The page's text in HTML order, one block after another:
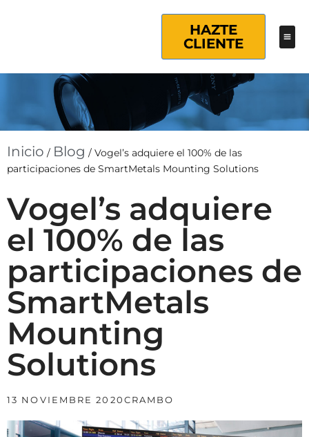
HAZTE
CLIENTE
Inicio / Blog / Vogel’s adquiere el 100% de las
participaciones de SmartMetals Mounting Solutions
Vogel’s adquiere
el 100% de las
participaciones de
SmartMetals
Mounting
Solutions
13 NOVIEMBRE 2020CRAMBO